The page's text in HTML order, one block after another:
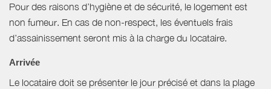
Pour des raisons d’hygiène et de sécurité, le logement est
non fumeur. En cas de non-respect, les éventuels frais
d’assainissement seront mis à la charge du locataire.
Arrivée
Le locataire doit se présenter le jour précisé et dans la plage